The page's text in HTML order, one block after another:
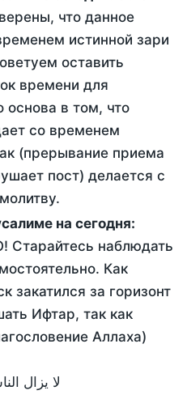
что данное
истинной зари
оставить
времени для
основа в том, что
со временем
(прерывание приема
пост) делается с
на сегодня:
наблюдать
Как
закатился за горизонт
Ифтар, так как
Аллаха)
لا يزال